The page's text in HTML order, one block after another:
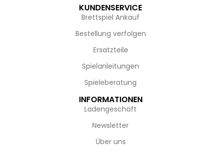
KUNDENSERVICE
Brettspiel Ankauf
Bestellung verfolgen
Ersatzteile
Spielanleitungen
Spieleberatung
INFORMATIONEN
Ladengeschäft
Newsletter
Über uns